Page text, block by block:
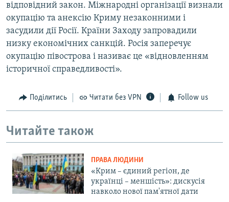
відповідний закон. Міжнародні організації визнали
окупацію та анексію Криму незаконними і
засудили дії Росії. Країни Заходу запровадили
низку економічних санкцій. Росія заперечує
окупацію півострова і називає це «відновленням
історичної справедливості».
Поділитись Читати без VPN Follow us
Читайте також
ПРАВА ЛЮДИНИ
«Крим – єдиний регіон, де
українці – меншість»: дискусія
навколо нової пам'ятної дати